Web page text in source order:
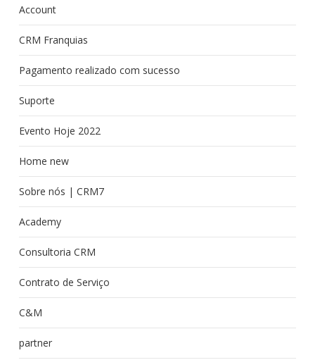
Account
CRM Franquias
Pagamento realizado com sucesso
Suporte
Evento Hoje 2022
Home new
Sobre nós | CRM7
Academy
Consultoria CRM
Contrato de Serviço
C&M
partner